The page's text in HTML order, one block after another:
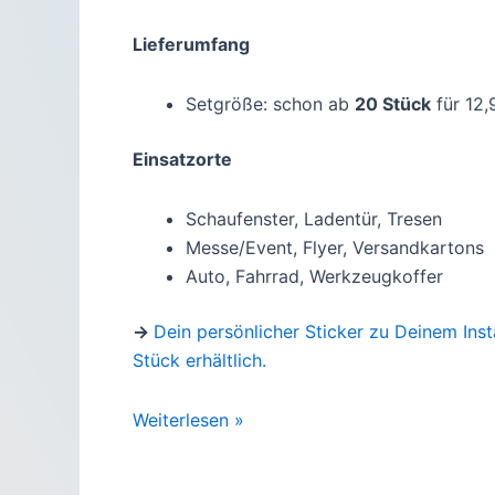
Lieferumfang
Setgröße: schon ab 20 Stück für
Einsatzorte
Schaufenster, Ladentür, Tresen
Messe/Event, Flyer, Versandkartons
Auto, Fahrrad, Werkzeugkoffer
→ Dein persönlicher Sticker zu Deinem
Stück erhältlich.
Instagram
Weiterlesen »